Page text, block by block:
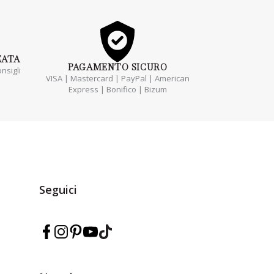
PAGAMENTO SICURO
VISA | Mastercard | PayPal | American
Express | Bonifico | Bizum
Seguici
Segui Marmarina su Facebook
Segui Marmarina su Instagram
Segui Marmarina su Pinterest
Segui Marmarina su YouTube
Segui Marmarina su TikTok